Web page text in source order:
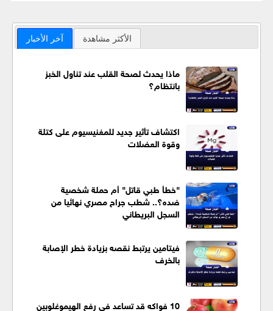
آخر الأخبار الأكثر مشاهدة
ماذا يحدث لصحة القلب عند تناول الخبز
بانتظام؟
اكتشاف تأثير جديد للمغنيسيوم على كتلة
وقوة العضلات
"خطأ طبي قاتل" أم حملة شخصية
ضده؟.. شطب جراح مصري نهائيا من
السجل البريطاني
فيتامين يرتبط نقصه بزيادة خطر الإصابة
بالخرف
10 فواكه قد تساعد في رفع الهيموغلوبين